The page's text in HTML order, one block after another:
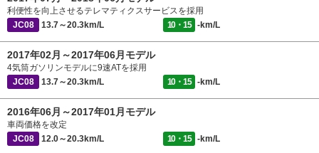
利便性を向上させるテレマティクスサービスを採用
JC08
13.7～20.3km/L 10・15 -km/L
2017年02月～2017年06月モデル
4気筒ガソリンモデルに9速ATを採用
JC08
13.7～20.3km/L 10・15 -km/L
2016年06月～2017年01月モデル
車両価格を改定
JC08
12.0～20.3km/L 10・15 -km/L